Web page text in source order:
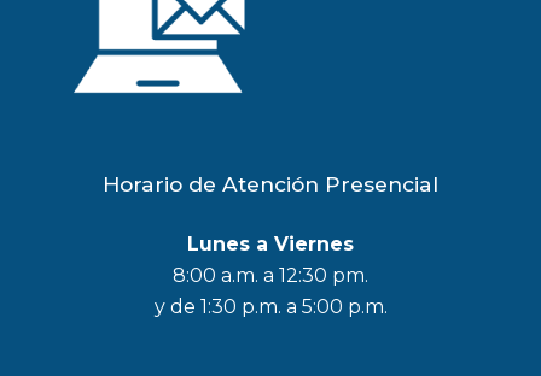
Horario de Atención Presencial
Lunes a Viernes
8:00 a.m. a 12:30 pm.
y de 1:30 p.m. a 5:00 p.m.